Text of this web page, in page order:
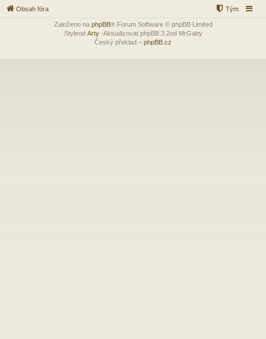
Obsah fóra Tým
Založeno na phpBB® Forum Software © phpBB Limited
Styleod Arty-Aktualizovat phpBB 3.2od MrGaby
Český překlad – phpBB.cz